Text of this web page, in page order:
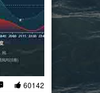
60142